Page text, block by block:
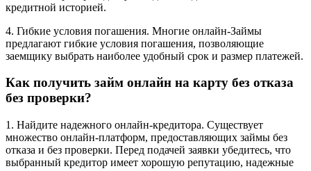
кредитной историей.
4. Гибкие условия погашения. Многие онлайн-Займы
предлагают гибкие условия погашения, позволяющие
заемщику выбрать наиболее удобный срок и размер платежей.
Как получить займ онлайн на карту без отказа
без проверки?
1. Найдите надежного онлайн-кредитора. Существует
множество онлайн-платформ, предоставляющих займы без
отказа и без проверки. Перед подачей заявки убедитесь, что
выбранный кредитор имеет хорошую репутацию, надежные